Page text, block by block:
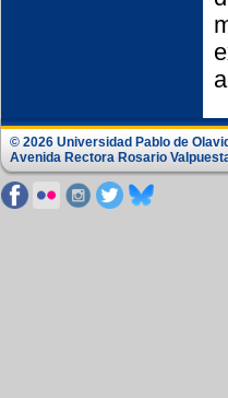
© 2026 Universidad Pablo de
Avenida Rectora Rosario